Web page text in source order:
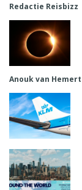
Redactie Reisbizz
Anouk van Hemert